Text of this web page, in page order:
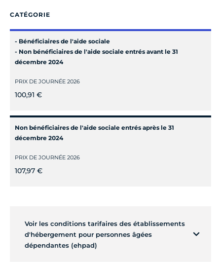
CATÉGORIE
- Bénéficiaires de l'aide sociale
- Non bénéficiaires de l'aide sociale entrés avant le 31
décembre 2024
PRIX DE JOURNÉE 2026
100,91 €
Non bénéficiaires de l'aide sociale entrés après le 31
décembre 2024
PRIX DE JOURNÉE 2026
107,97 €
Voir les conditions tarifaires des établissements
d'hébergement pour personnes âgées
dépendantes (ehpad)